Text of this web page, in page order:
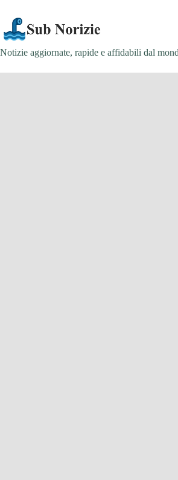
contenuto
Notizie aggiornate, rapide e affidabili dal